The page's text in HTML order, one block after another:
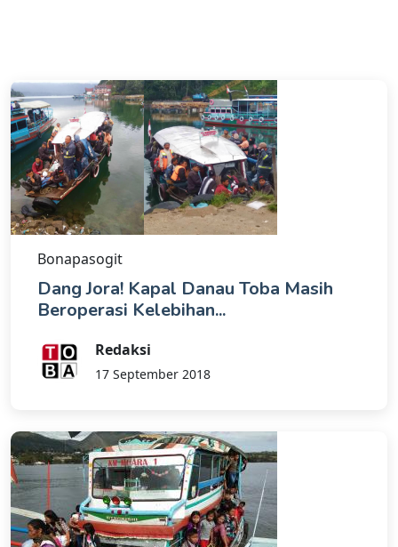
Bonapasogit
Dang Jora! Kapal Danau Toba Masih
Beroperasi Kelebihan...
Redaksi
17 September 2018